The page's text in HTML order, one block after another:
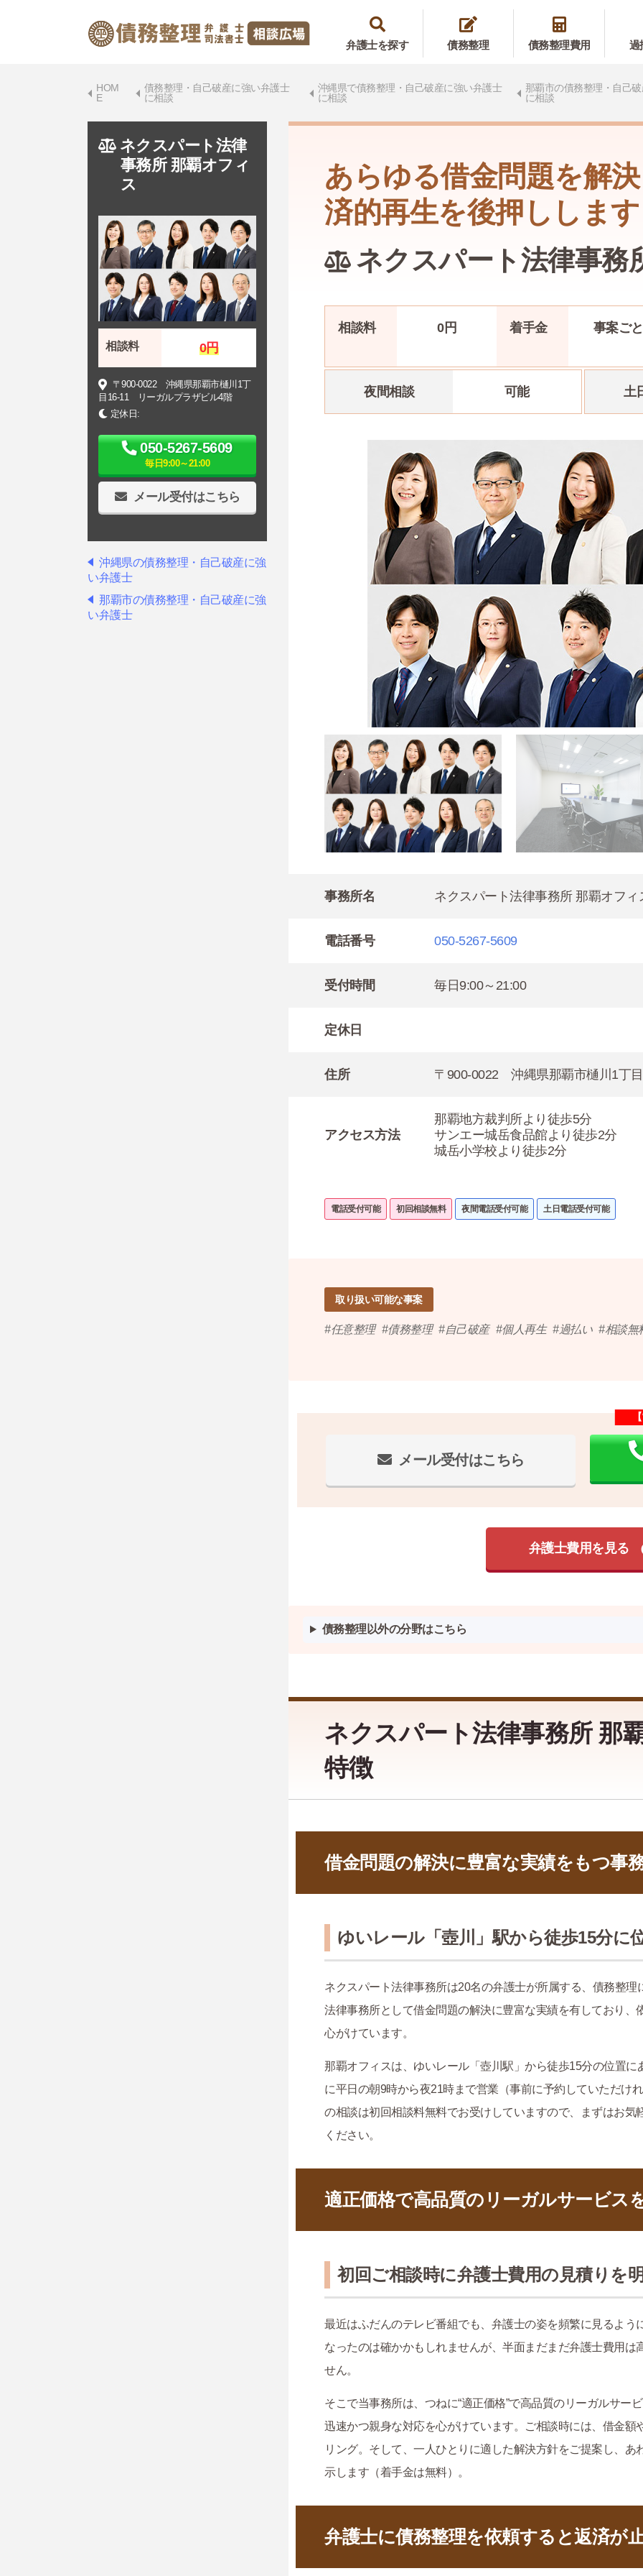
弁護士を探す 債務整理 債務整理費用 過
HOM
E
債務整理・自己破産に強い弁護士
に相談
沖縄県で債務整理・自己破産に強い弁護士
に相談
那覇市の債務整理・自己
に相談
あらゆる借金問題を解
済的再生を後押しします
ネクスパート法律事務
相談料 0円 着手金 事案ごと
夜間相談 可能 土
事務所名 ネクスパート法律事務所 那覇オフィ
電話番号 050-5267-5609
受付時間 毎日9:00～21:00
定休日
住所 〒900-0022 沖縄県那覇市樋川1丁
アクセス方法
那覇地方裁判所より徒歩5分
サンエー城岳食品館より徒歩2分
城岳小学校より徒歩2分
電話受付可能 初回相談無料 夜間電話受付可能 土日電話受付可能
取り扱い可能な事案
任意整理 債務整理 自己破産 個人再生 過払い 相談無
メール受付はこちら
弁護士費用を見る
債務整理以外の分野はこちら
ネクスパート法律事務所 那
特徴
借金問題の解決に豊富な実績をもつ事
ゆいレール「壺川」駅から徒歩15分に
ネクスパート法律事務所は20名の弁護士が所属する、債務整
法律事務所として借金問題の解決に豊富な実績を有しており、
心がけています。
那覇オフィスは、ゆいレール「壺川駅」から徒歩15分の位置
に平日の朝9時から夜21時まで営業（事前に予約していただけ
の相談は初回相談料無料でお受けしていますので、まずはお気
ください。
適正価格で高品質のリーガルサービス
初回ご相談時に弁護士費用の見積りを
最近はふだんのテレビ番組でも、弁護士の姿を頻繁に見るよう
なったのは確かかもしれませんが、半面まだまだ弁護士費用は
せん。
そこで当事務所は、つねに“適正価格”で高品質のリーガルサー
迅速かつ親身な対応を心がけています。ご相談時には、借金額
リング。そして、一人ひとりに適した解決方針をご提案し、
示します（着手金は無料）。
弁護士に債務整理を依頼すると返済が
ネクスパート法律
事務所 那覇オフィ
ス
相談料 0円
〒900-0022 沖縄県那覇市樋川1丁
目16-11 リーガルプラザビル4階
定休日:
050-5267-5609
毎日9:00～21:00
メール受付はこちら
沖縄県の債務整理・自己破産に強
い弁護士
那覇市の債務整理・自己破産に強
い弁護士